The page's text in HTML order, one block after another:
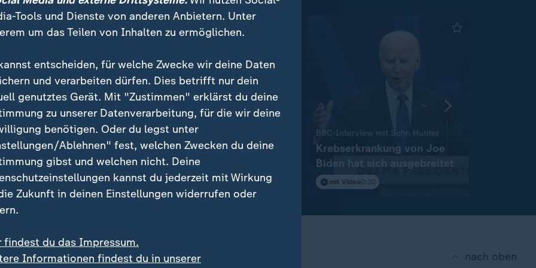
Weltverband wehrt sich :
Kritik an Infantino:
"entschlossener denn
Video1:11
Straße von Hormus: Iran
erweitert Forderungen an
USAmit Video 0:30
BBC-Interview mit Sohn Hunter:
Krebserkrankung von Joe
Biden hat sich ausgebreitet
mit Video0:20
nach oben
Tools und Dienste von anderen Anbietern. Unter
um das Teilen von Inhalten zu ermöglichen.
entscheiden, für welche Zwecke wir deine Daten
und verarbeiten dürfen. Dies betrifft nur dein
genutztes Gerät. Mit "Zustimmen" erklärst du deine
zu unserer Datenverarbeitung, für die wir deine
benötigen. Oder du legst unter
Ablehnen" fest, welchen Zwecken du deine
gibst und welchen nicht. Deine
kannst du jederzeit mit Wirkung
Zukunft in deinen Einstellungen widerrufen oder
findest du das Impressum.
Informationen findest du in unserer